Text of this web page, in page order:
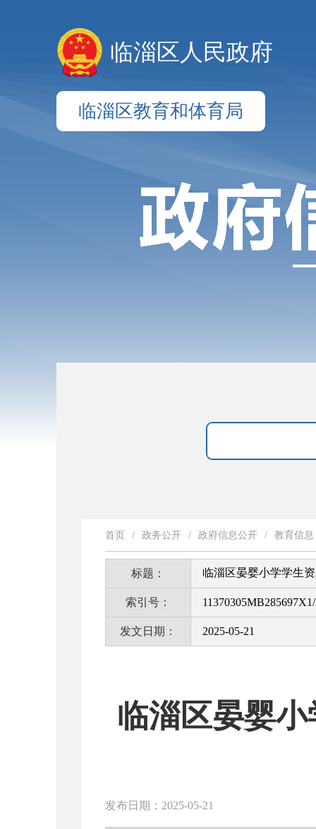
临淄区人民政府
临淄区教育和体育局
首页 / 政务公开 / 政府信息公开 / 教育信息
标题： 临淄区晏婴小学学生
索引号：
发文日期： 2025-05-21
临淄区晏婴
发布日期：2025-05-21